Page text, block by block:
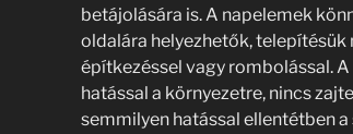
betájolására is. A napelemek
oldalára helyezhetők,
építkezéssel vagy rombolással.
hatással a környezetre, nincs
semmilyen hatással ellentétben